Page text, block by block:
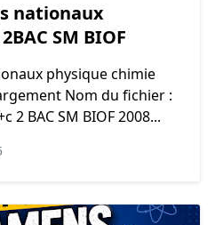
nationaux
SM BIOF
physique chimie
Nom du fichier :
2 BAC SM BIOF 2008...